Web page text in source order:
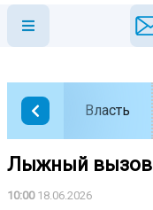
Власть
Лыжный вызов
10:0018.06.2026